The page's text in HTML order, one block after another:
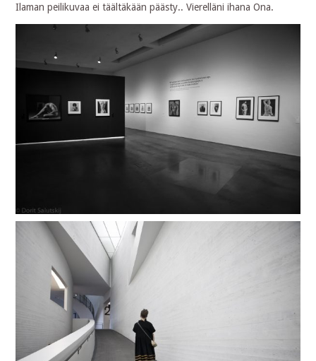
Ilaman peilikuvaa ei täältäkään päästy.. Vierelläni ihana Ona.